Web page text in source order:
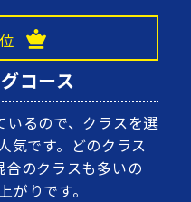
位
コース
いるので、クラスを選
気です。どのクラス
のクラスも多いの
がりです。